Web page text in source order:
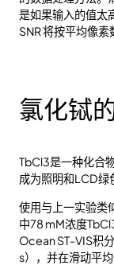
是如果输入的值太
SNR 将按平均像素
氯化铽
TbCl3是一种化合
成为照明和LCD绿
使用与上一实验类
中78 mM浓度
Ocean ST-VIS积
s），并在滑动平